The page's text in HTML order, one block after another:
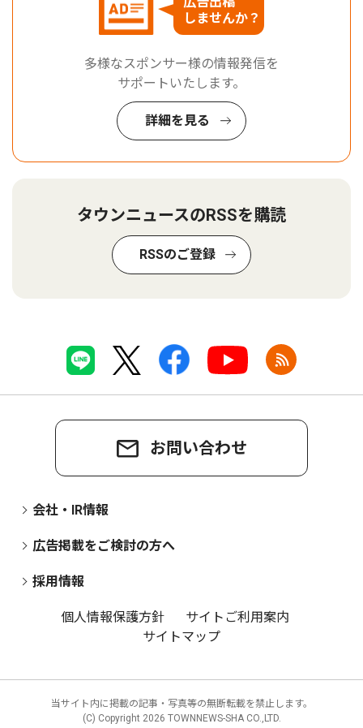
しませんか？
多様なスポンサー様の情報発信を
サポートいたします。
詳細を見る
タウンニュースのRSSを購読
RSSのご登録
お問い合わせ
会社・IR情報
広告掲載をご検討の方へ
採用情報
個人情報保護方針
サイトご利用案内
サイトマップ
当サイト内に掲載の記事・写真等の無断転載を禁止します。
(C) Copyright 2026 TOWNNEWS-SHA CO.,LTD.